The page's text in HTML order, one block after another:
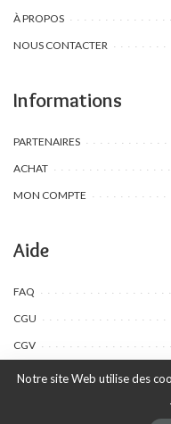
À PROPOS
NOUS CONTACTER
Informations
PARTENAIRES
ACHAT
MON COMPTE
Aide
FAQ
CGU
CGV
©Toombow Kids, 2022 -
Notre site Web utilise des